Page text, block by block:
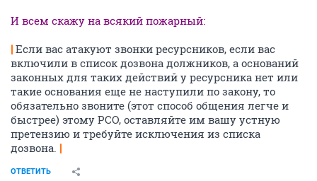
И всем скажу на всякий пожарный:
| Если вас атакуют звонки ресурсников, если вас
включили в список дозвона должников, а оснований
законных для таких действий у ресурсника нет или
такие основания еще не наступили по закону, то
обязательно звоните (этот способ общения легче и
быстрее) этому РСО, оставляйте им вашу устную
претензию и требуйте исключения из списка
дозвона. |
ОТВЕТИТЬ